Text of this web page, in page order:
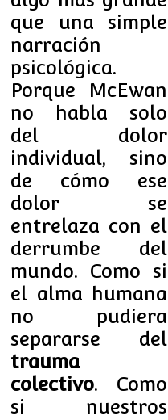
que una simple
narración
psicológica.
Porque McEwan
no habla solo
del dolor
individual, sino
de cómo ese
dolor se
entrelaza con el
derrumbe del
mundo. Como si
el alma humana
no pudiera
separarse del
trauma
colectivo. Como
si nuestros